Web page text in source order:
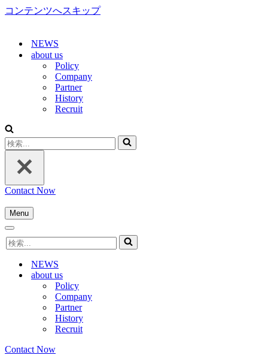
コンテンツへスキップ
NEWS
about us
Policy
Company
Partner
History
Recruit
検
索...
Contact Now
Menu
ナ
ゲ
シ
ョ
ナ
ビ
検
索...
NEWS
about us
Policy
Company
Partner
History
Recruit
Contact Now